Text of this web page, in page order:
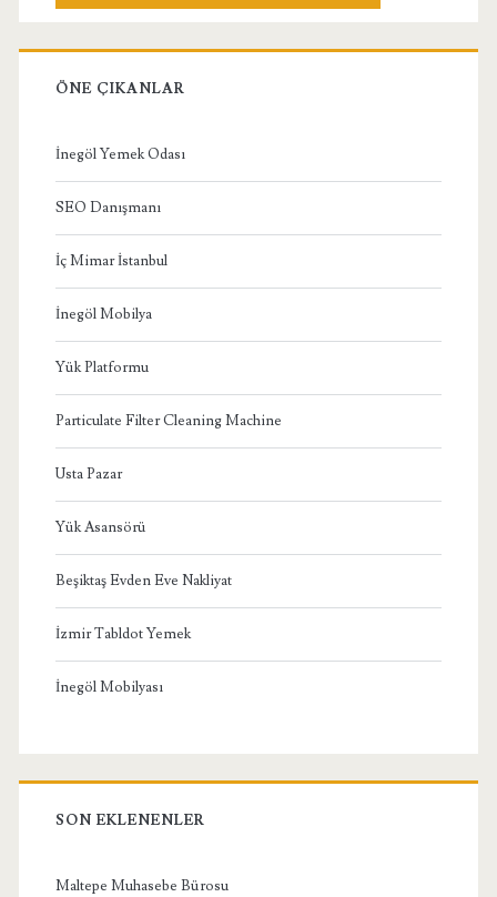
ÖNE ÇIKANLAR
İnegöl Yemek Odası
SEO Danışmanı
İç Mimar İstanbul
İnegöl Mobilya
Yük Platformu
Particulate Filter Cleaning Machine
Usta Pazar
Yük Asansörü
Beşiktaş Evden Eve Nakliyat
İzmir Tabldot Yemek
İnegöl Mobilyası
SON EKLENENLER
Maltepe Muhasebe Bürosu